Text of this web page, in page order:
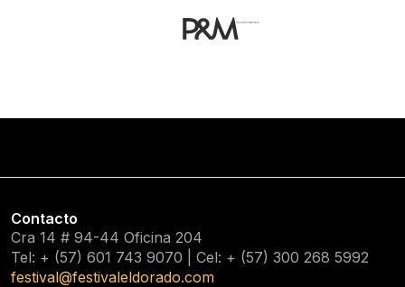
Contacto
Cra 14 # 94-44 Oficina 204
Tel: + (57) 601 743 9070 | Cel: + (57) 300 268 5992
festival@festivaleldorado.com